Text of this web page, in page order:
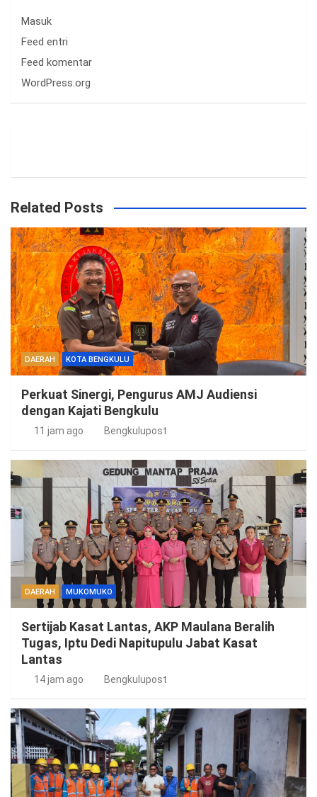
Masuk
Feed entri
Feed komentar
WordPress.org
Related Posts
DAERAH KOTA BENGKULU
Perkuat Sinergi, Pengurus AMJ Audiensi
dengan Kajati Bengkulu
11 jam ago Bengkulupost
DAERAH MUKOMUKO
Sertijab Kasat Lantas, AKP Maulana Beralih
Tugas, Iptu Dedi Napitupulu Jabat Kasat
Lantas
14 jam ago Bengkulupost